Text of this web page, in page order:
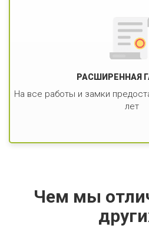
РАСШИРЕННАЯ
На все работы и замки
лет
Чем мы